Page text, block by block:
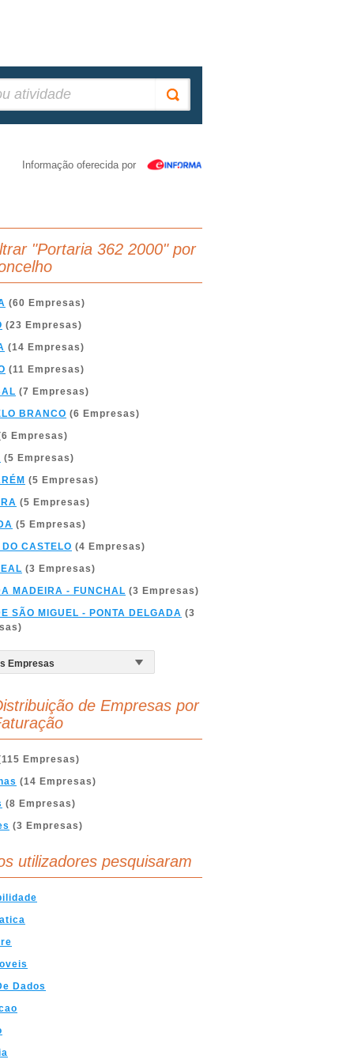
Informação oferecida por
"Portaria 362 2000" por
(60 Empresas)
(23 Empresas)
(14 Empresas)
(11 Empresas)
(7 Empresas)
BRANCO (6 Empresas)
Empresas)
(5 Empresas)
(5 Empresas)
(5 Empresas)
(5 Empresas)
CASTELO (4 Empresas)
(3 Empresas)
MADEIRA - FUNCHAL (3 Empresas)
SÃO MIGUEL - PONTA DELGADA (3
de Empresas por
Empresas)
(14 Empresas)
(8 Empresas)
(3 Empresas)
utilizadores pesquisaram
Dados